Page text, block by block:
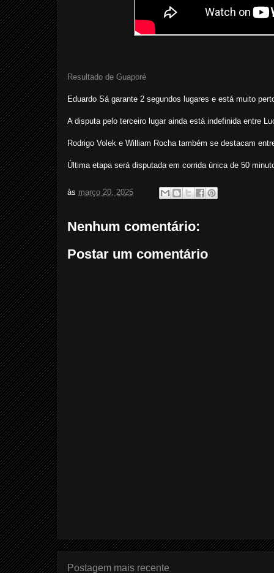
Resultado de Guaporé
Eduardo Sá garante 2 segundos lugares e está muito
A disputa pelo terceiro lugar ainda está indefinida entre
Rodrigo Volek e William Rocha também se destacam
Última etapa será disputada em corrida única de 50
às março 20, 2025
Nenhum comentário:
Postar um comentário
Postagem mais recente